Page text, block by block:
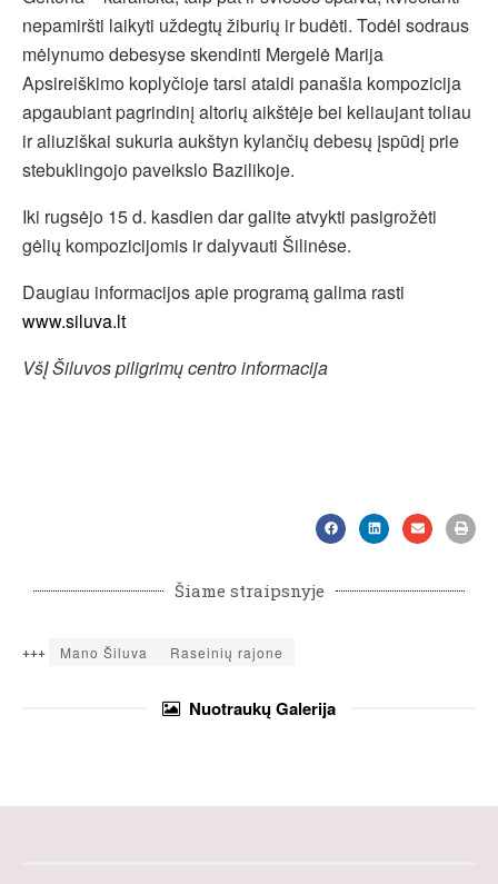
nepamiršti laikyti uždegtų žiburių ir budėti. Todėl sodraus
mėlynumo debesyse skendinti Mergelė Marija
Apsireiškimo koplyčioje tarsi ataidi panašia kompozicija
apgaubiant pagrindinį altorių aikštėje bei keliaujant toliau
ir aliuziškai sukuria aukštyn kylančių debesų įspūdį prie
stebuklingojo paveikslo Bazilikoje.
Iki rugsėjo 15 d. kasdien dar galite atvykti pasigrožėti
gėlių kompozicijomis ir dalyvauti Šilinėse.
Daugiau informacijos apie programą galima rasti
www.siluva.lt
VšĮ Šiluvos piligrimų centro informacija
Šiame straipsnyje
+++ Mano Šiluva Raseinių rajone
NuotraukųGalerija